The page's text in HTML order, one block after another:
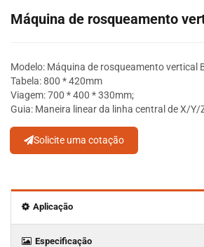
Máquina de rosqueamento
Modelo: Máquina de rosqueamento vertical
Tabela: 800 * 420mm
Viagem: 700 * 400 * 330mm;
Guia: Maneira linear da linha central de X/Y/
Solicite uma cotação
Aplicação
Especificação